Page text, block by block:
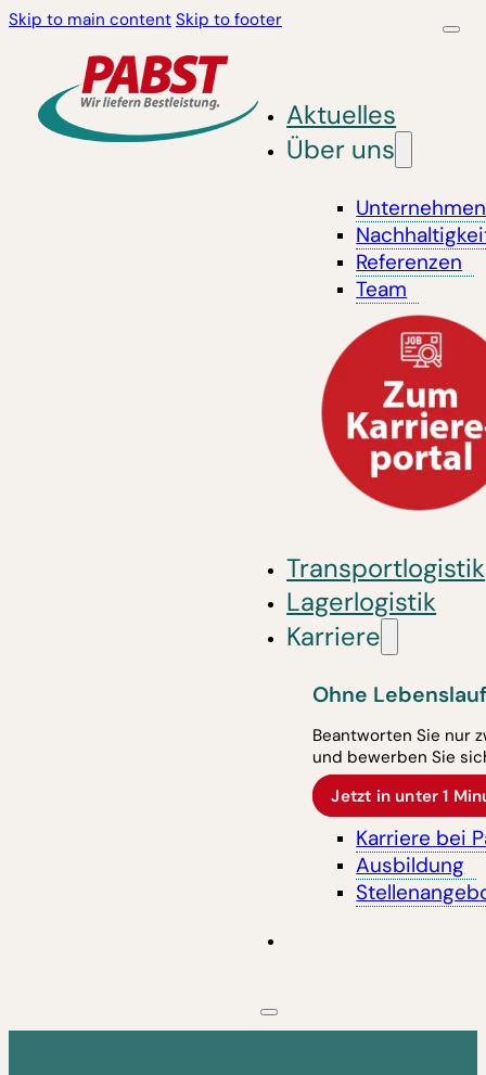
Skip to main content Skip to footer
Aktuelles
Über uns
Unternehmen
Referenzen
Team
Transportlogistik
Lagerlogistik
Karriere
Ohne
Beantworten Sie nur
und bewerben Sie
Jetzt in unter 1
Karriere bei
Ausbildung